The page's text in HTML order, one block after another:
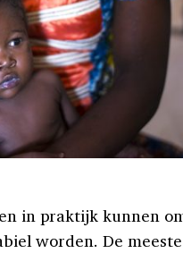
in praktijk kunnen
worden. De